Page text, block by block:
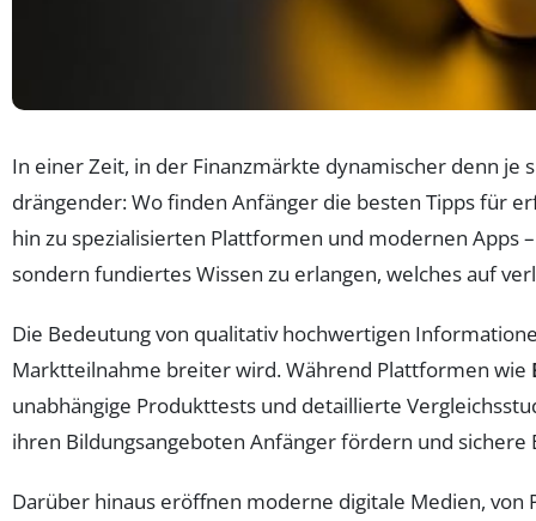
In einer Zeit, in der Finanzmärkte dynamischer denn
drängender: Wo finden Anfänger die besten Tipps für
hin zu spezialisierten Plattformen und modernen Apps
sondern fundiertes Wissen zu erlangen, welches auf
Die Bedeutung von qualitativ hochwertigen
Marktteilnahme breiter wird. Während Plattformen wie
unabhängige Produkttests und detaillierte
ihren Bildungsangeboten Anfänger fördern und
Darüber hinaus eröffnen moderne digitale Medien, von